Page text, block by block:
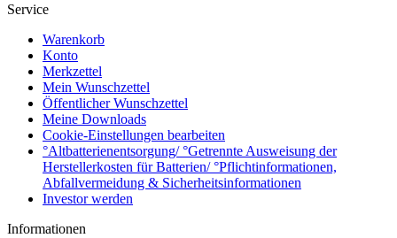
Service
Warenkorb
Konto
Merkzettel
Mein Wunschzettel
Öffentlicher Wunschzettel
Meine Downloads
Cookie-Einstellungen bearbeiten
°Altbatterienentsorgung/ °Getrennte Ausweisung der
Herstellerkosten für Batterien/ °Pflichtinformationen,
Abfallvermeidung & Sicherheitsinformationen
Investor werden
Informationen